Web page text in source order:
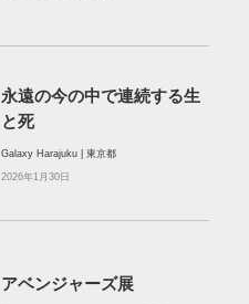
永遠の今の中で連続する生
と死
Galaxy Harajuku | 東京都
2026年1月30日
アベンジャーズ展